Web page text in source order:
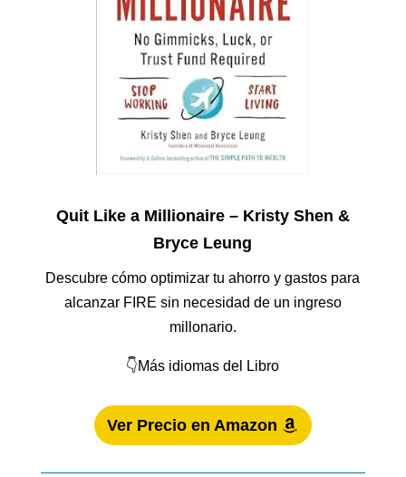
Quit Like a Millionaire – Kristy Shen &
Bryce Leung
Descubre cómo optimizar tu ahorro y gastos para
alcanzar FIRE sin necesidad de un ingreso
millonario.
👇Más idiomas del Libro
Ver Precio en Amazon